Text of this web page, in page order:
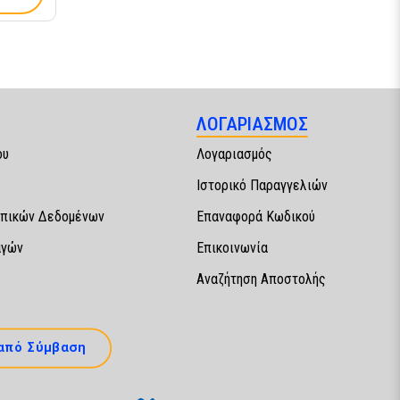
Δεδομένων
ΛΟΓΑΡΙΑΣΜΟΣ
Λογαριασμός
Ιστορικό Παραγγελιών
Επαναφορά Κωδικού
Επικοινωνία
Αναζήτηση Αποστολής
Σύμβαση